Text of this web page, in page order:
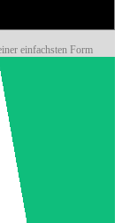
einfachsten Form